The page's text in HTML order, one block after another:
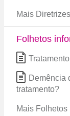
Mais Diretrizes
Folhetos
Demência
tratamento?
Mais